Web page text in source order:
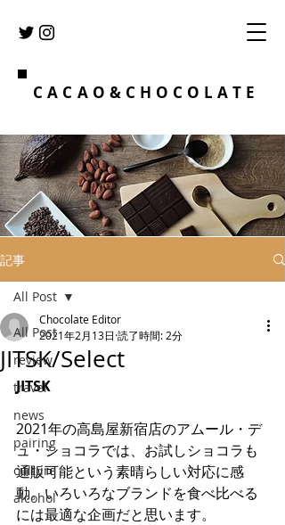
CACAO&CHOCOLATE
記事
All Post
review
travel
news
pairing
culture
alcohol
All Post
JITSK/Select
Chocolate Editor
2021年2月13日 読了時間: 2分
JITSK
2021年の高島屋新宿店のアムール・デ
ュ・ショコラでは、お試しショコラも
通販可能という素晴らしい対応に感
動。いろいろなブランドを食べ比べる
には最適な企画だと思います。